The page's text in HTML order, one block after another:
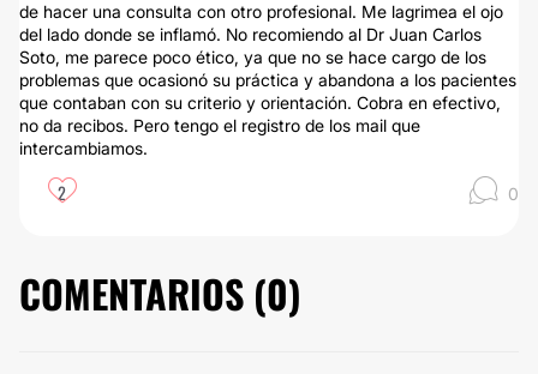
de hacer una consulta con otro profesional. Me lagrimea el ojo
del lado donde se inflamó. No recomiendo al Dr Juan Carlos
Soto, me parece poco ético, ya que no se hace cargo de los
problemas que ocasionó su práctica y abandona a los pacientes
que contaban con su criterio y orientación. Cobra en efectivo,
no da recibos. Pero tengo el registro de los mail que
intercambiamos.
2 0
COMENTARIOS (0)